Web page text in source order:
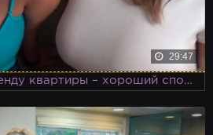
29:47
Секс в качестве аренду квартиры – хороший способ сэкономить деньги